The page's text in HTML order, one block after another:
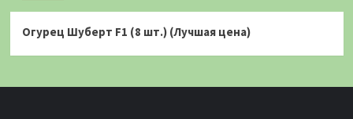
Огурец Шуберт F1 (8 шт.) (Лучшая цена)